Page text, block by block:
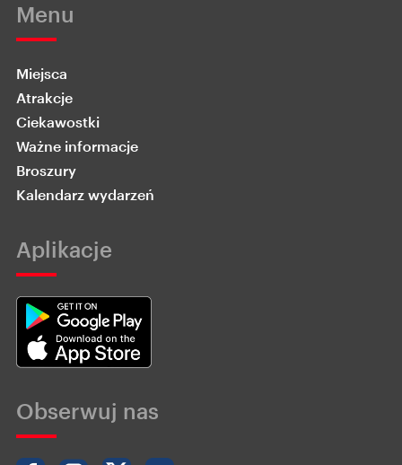
Menu
Miejsca
Atrakcje
Ciekawostki
Ważne informacje
Broszury
Kalendarz wydarzeń
Aplikacje
Obserwuj nas